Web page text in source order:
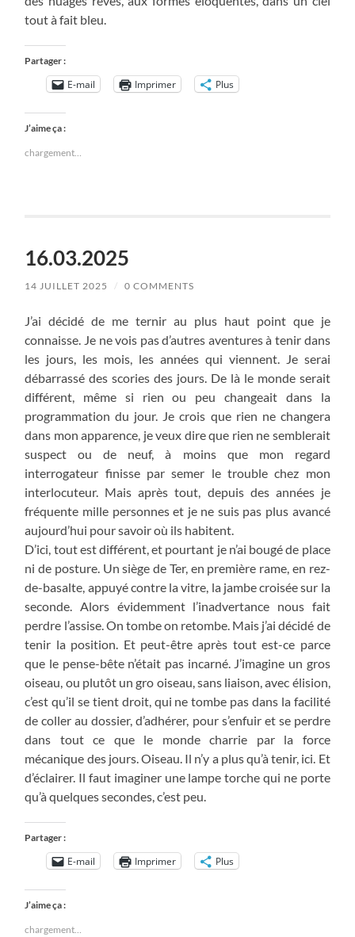
tout à fait bleu.
Partager :
E-mail Imprimer Plus
J’aime ça :
chargement…
16.03.2025
14 JUILLET 2025 / 0 COMMENTS
J’ai décidé de me ternir au plus haut point que je
connaisse. Je ne vois pas d’autres aventures à tenir dans
les jours, les mois, les années qui viennent. Je serai
débarrassé des scories des jours. De là le monde serait
différent, même si rien ou peu changeait dans la
programmation du jour. Je crois que rien ne changera
dans mon apparence, je veux dire que rien ne semblerait
suspect ou de neuf, à moins que mon regard
interrogateur finisse par semer le trouble chez mon
interlocuteur. Mais après tout, depuis des années je
fréquente mille personnes et je ne suis pas plus avancé
aujourd’hui pour savoir où ils habitent.
D’ici, tout est différent, et pourtant je n’ai bougé de place
ni de posture. Un siège de Ter, en première rame, en rez-
de-basalte, appuyé contre la vitre, la jambe croisée sur la
seconde. Alors évidemment l’inadvertance nous fait
perdre l’assise. On tombe on retombe. Mais j’ai décidé de
tenir la position. Et peut-être après tout est-ce parce
que le pense-bête n’était pas incarné. J’imagine un gros
oiseau, ou plutôt un gro oiseau, sans liaison, avec élision,
c’est qu’il se tient droit, qui ne tombe pas dans la facilité
de coller au dossier, d’adhérer, pour s’enfuir et se perdre
dans tout ce que le monde charrie par la force
mécanique des jours. Oiseau. Il n’y a plus qu’à tenir, ici. Et
d’éclairer. Il faut imaginer une lampe torche qui ne porte
qu’à quelques secondes, c’est peu.
Partager :
E-mail Imprimer Plus
J’aime ça :
chargement…